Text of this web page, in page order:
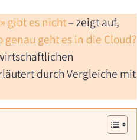
gibt es nicht– zeigt auf,
genau geht es in die Cloud?
durch Vergleiche mit